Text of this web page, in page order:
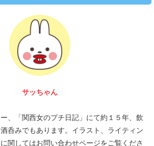
サッちゃん
、「関西女のプチ日記」にて約１５年、飲
呑みでもあります。イラスト、ライティン
関してはお問い合わせページをご覧くださ